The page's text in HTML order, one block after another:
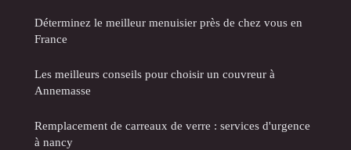
Déterminez le meilleur menuisier près de chez vous en
France
Les meilleurs conseils pour choisir un couvreur à
Annemasse
Remplacement de carreaux de verre : services d'urgence
à nancy